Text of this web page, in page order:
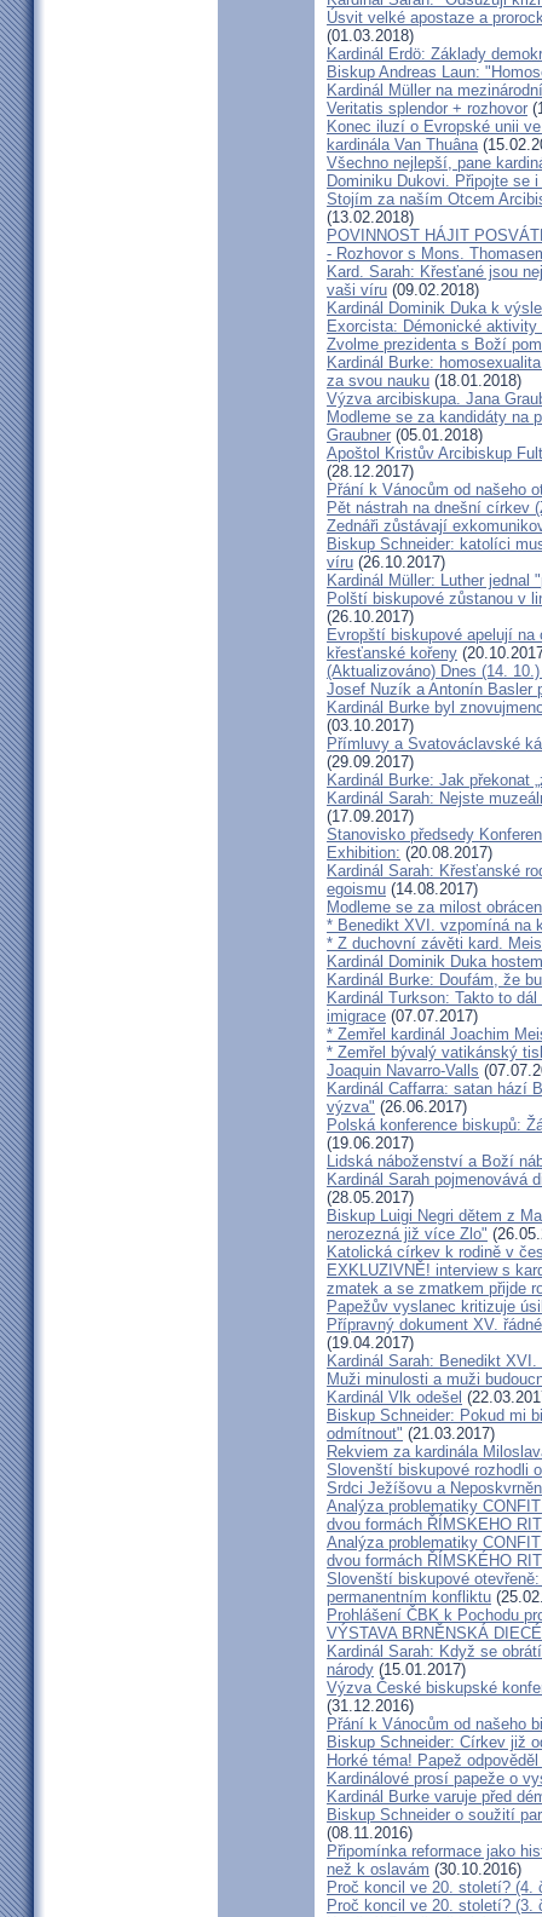
Úsvit velké apostaze a
(01.03.2018)
Kardinál Erdö: Základy
Biskup Andreas Laun:
Kardinál Müller na
Veritatis splendor + rozhovor
Konec iluzí o Evropské unii
kardinála Van Thuâna
Všechno nejlepší, pane
Dominiku Dukovi. Připojte se
Stojím za naším Otcem
(13.02.2018)
POVINNOST HÁJIT
- Rozhovor s Mons.
Kard. Sarah: Křesťané jsou
vaši víru (09.02.2018)
Kardinál Dominik Duka k
Exorcista: Démonické
Zvolme prezidenta s Boží
Kardinál Burke:
za svou nauku (18.01.2018)
Výzva arcibiskupa. Jana
Modleme se za kandidáty na
Graubner (05.01.2018)
Apoštol Kristův Arcibiskup
(28.12.2017)
Přání k Vánocům od našeho
Pět nástrah na dnešní církev
Zednáři zůstávají
Biskup Schneider: katolíci
víru (26.10.2017)
Kardinál Müller: Luther jednal
Polští biskupové zůstanou v
(26.10.2017)
Evropští biskupové apelují
křesťanské kořeny
(Aktualizováno) Dnes (14.
Josef Nuzík a Antonín Basler
Kardinál Burke byl
(03.10.2017)
Přímluvy a Svatováclavské
(29.09.2017)
Kardinál Burke: Jak překonat
Kardinál Sarah: Nejste
(17.09.2017)
Stanovisko předsedy
Exhibition: (20.08.2017)
Kardinál Sarah: Křesťanské
egoismu (14.08.2017)
Modleme se za milost
* Benedikt XVI. vzpomíná na
* Z duchovní závěti kard.
Kardinál Dominik Duka
Kardinál Burke: Doufám, že
Kardinál Turkson: Takto to
imigrace (07.07.2017)
* Zemřel kardinál Joachim
* Zemřel bývalý vatikánský
Joaquin Navarro-Valls
Kardinál Caffarra: satan hází
výzva" (26.06.2017)
Polská konference biskupů:
(19.06.2017)
Lidská náboženství a Boží
Kardinál Sarah pojmenovává
(28.05.2017)
Biskup Luigi Negri dětem z
nerozezná již více Zlo"
Katolická církev k rodině v
EXKLUZIVNĚ! interview s
zmatek a se zmatkem přijde
Papežův vyslanec kritizuje
Přípravný dokument XV.
(19.04.2017)
Kardinál Sarah: Benedikt
Muži minulosti a muži
Kardinál Vlk odešel
Biskup Schneider: Pokud mi
odmítnout" (21.03.2017)
Rekviem za kardinála
Slovenští biskupové rozhodli
Srdci Ježíšovu a
Analýza problematiky
dvou formách ŘÍMSKEHO
Analýza problematiky
dvou formách ŘÍMSKÉHO
Slovenští biskupové
permanentním konfliktu
Prohlášení ČBK k Pochodu
VÝSTAVA BRNĚNSKÁ
Kardinál Sarah: Když se
národy (15.01.2017)
Výzva České biskupské
(31.12.2016)
Přání k Vánocům od našeho
Biskup Schneider: Církev již
Horké téma! Papež
Kardinálové prosí papeže o
Kardinál Burke varuje před
Biskup Schneider o soužití
(08.11.2016)
Připomínka reformace jako
než k oslavám (30.10.2016)
Proč koncil ve 20. století? (4.
Proč koncil ve 20. století? (3.